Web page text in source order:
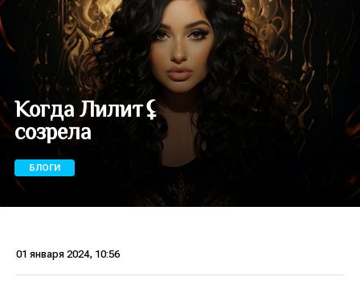
Когда Лилит⚸
созрела
БЛОГИ
01 января 2024, 10:56